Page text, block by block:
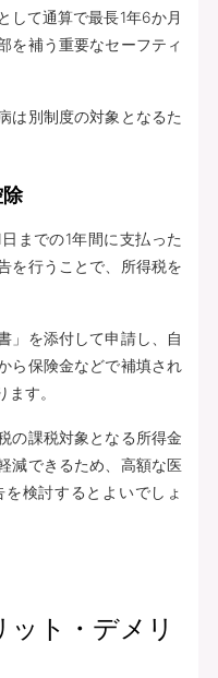
して通算で最長1年6か月
を補う重要なセーフティ
は別制度の対象となるた
までの1年間に支払った
を行うことで、所得税を
」を添付して申請し、自
ら保険金などで補填され
す。
の課税対象となる所得金
減できるため、高額な医
検討するとよいでしょ
ット・デメリ